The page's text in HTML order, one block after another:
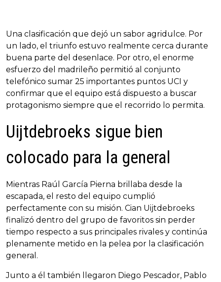
Una clasificación que dejó un sabor agridulce. Por
un lado, el triunfo estuvo realmente cerca durante
buena parte del desenlace. Por otro, el enorme
esfuerzo del madrileño permitió al conjunto
telefónico sumar 25 importantes puntos UCI y
confirmar que el equipo está dispuesto a buscar
protagonismo siempre que el recorrido lo permita.
Uijtdebroeks sigue bien
colocado para la general
Mientras Raúl García Pierna brillaba desde la
escapada, el resto del equipo cumplió
perfectamente con su misión. Cian Uijtdebroeks
finalizó dentro del grupo de favoritos sin perder
tiempo respecto a sus principales rivales y continúa
plenamente metido en la pelea por la clasificación
general.
Junto a él también llegaron Diego Pescador, Pablo